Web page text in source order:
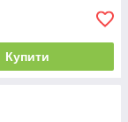
Купити